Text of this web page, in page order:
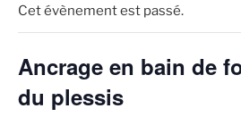
Cet évènement est passé.
Ancrage en bain de
du plessis